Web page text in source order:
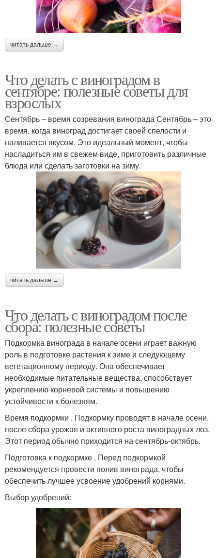
читать дальше →
Что делать с виноградом в
сентябре: полезные советы для
взрослых
Сентябрь – время созревания винограда Сентябрь – это
время, когда виноград достигает своей спелости и
наливается вкусом. Это идеальный момент, чтобы
насладиться им в свежем виде, приготовить различные
блюда или сделать заготовки на зиму.
читать дальше →
Что делать с виноградом после
сбора: полезные советы
Подкормка винограда в начале осени играет важную
роль в подготовке растения к зиме и следующему
вегетационному периоду. Она обеспечивает
необходимые питательные вещества, способствует
укреплению корневой системы и повышению
устойчивости к болезням.
Время подкормки . Подкормку проводят в начале осени,
после сбора урожая и активного роста виноградных лоз.
Этот период обычно приходится на сентябрь-октябрь.
Подготовка к подкормке . Перед подкормкой
рекомендуется провести полив винограда, чтобы
обеспечить лучшее усвоение удобрений корнями.
Выбор удобрений: